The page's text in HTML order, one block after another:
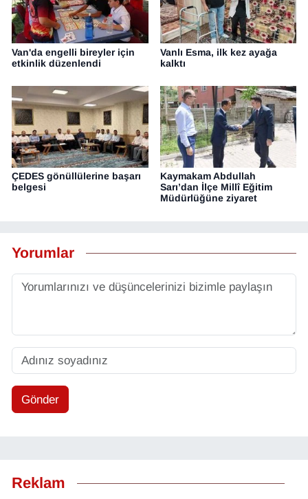
Van'da engelli bireyler için
etkinlik düzenlendi
Vanlı Esma, ilk kez ayağa
kalktı
ÇEDES gönüllülerine başarı
belgesi
Kaymakam Abdullah
Sarı’dan İlçe Millî Eğitim
Müdürlüğüne ziyaret
Yorumlar
Gönder
Reklam